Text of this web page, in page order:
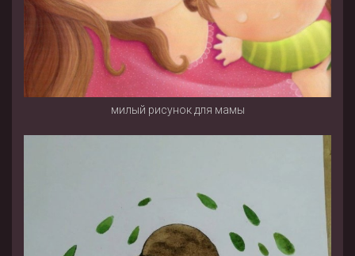
милый рисунок для мамы